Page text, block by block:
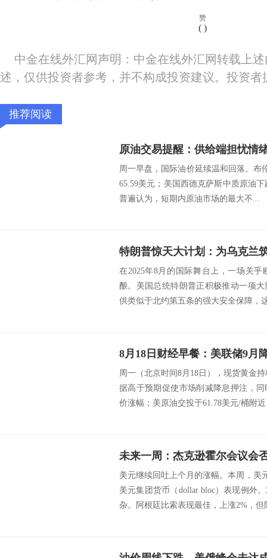
赞
( )
中金在线外汇网声明：中金在线外汇网转载上
述，仅供投资者参考，并不构成投资建议。投资
推荐阅读
周一早盘，国际油价延续温和回落。布
65.59美元；美国西德克萨斯中质原油
普遍认为，短期内原油市场的最大不...
在2025年8月的国际舞台上，一场关
酿。美国总统特朗普正积极推动一项
供类似于北约第五条的强大安全保障，
周一（北京时间8月18日），现货黄金
据高于预期促使市场削减降息押注，
价涨幅；美原油交投于61.78美元/桶附
未来一周：杰克逊霍尔会议会
美元继续回吐上个月的涨幅。本周，美
美元集团货币（dollar bloc）表现例外
杂。阿根廷比索表现最佳，上涨2%，但